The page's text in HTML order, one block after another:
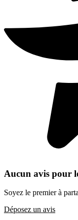
Aucun avis pour
Soyez le premier à
Déposez un avis